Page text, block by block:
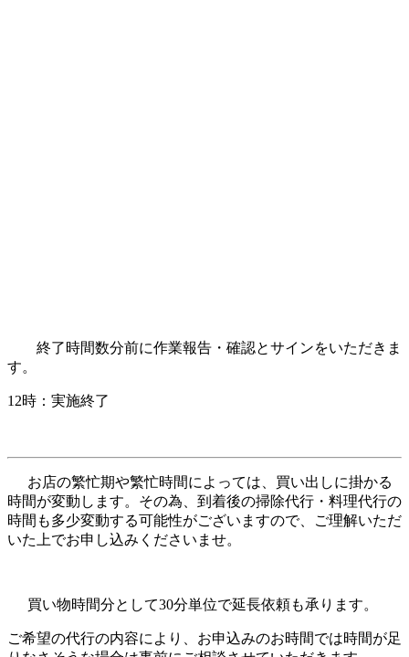
終了時間数分前に作業報告・確認とサインをいただきま
す。
12時：実施終了
お店の繁忙期や繁忙時間によっては、買い出しに掛かる
時間が変動します。その為、到着後の掃除代行・料理代行の
時間も多少変動する可能性がございますので、ご理解いただ
いた上でお申し込みくださいませ。
買い物時間分として30分単位で延長依頼も承ります。
ご希望の代行の内容により、お申込みのお時間では時間が足